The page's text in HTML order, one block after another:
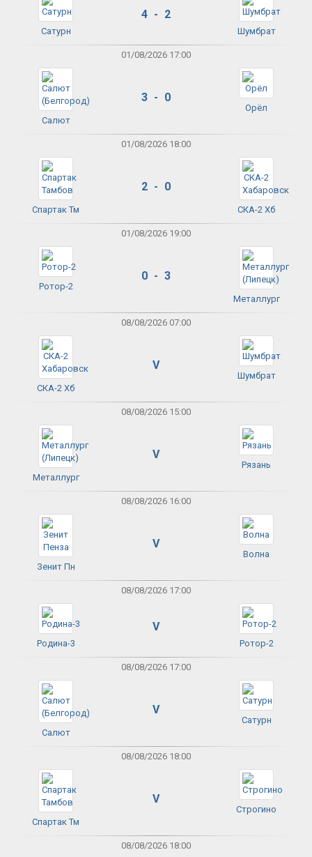
Сатурн
4 - 2
Шумбрат
01/08/2026 17:00
Салют
3 - 0
Орёл
01/08/2026 18:00
Спартак Тм
2 - 0
СКА-2 Хб
01/08/2026 19:00
Ротор-2
0 - 3
Металлург
08/08/2026 07:00
СКА-2 Хб
V
Шумбрат
08/08/2026 15:00
Металлург
V
Рязань
08/08/2026 16:00
Зенит Пн
V
Волна
08/08/2026 17:00
Родина-3
V
Ротор-2
08/08/2026 17:00
Салют
V
Сатурн
08/08/2026 18:00
Спартак Тм
V
Строгино
08/08/2026 18:00